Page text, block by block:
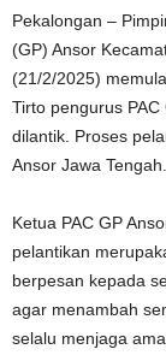
Pekalongan –
(GP) Ansor
(21/2/2025)
Tirto pengurus
dilantik. Proses
Ansor Jawa Tengah.
Ketua PAC GP
pelantikan
berpesan kepada
agar menambah
selalu menjaga